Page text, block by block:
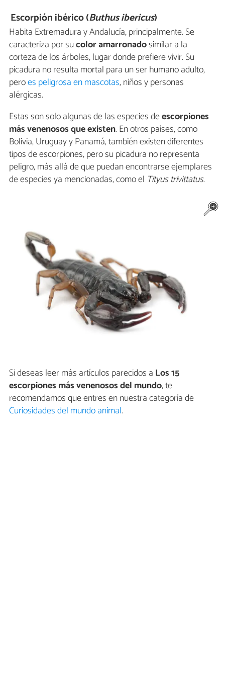
Escorpión ibérico (Buthus ibericus)
Habita Extremadura y Andalucía, principalmente. Se
caracteriza por sucolor amarronadosimilar a la
corteza de los árboles, lugar donde prefiere vivir. Su
picadura no resulta mortal para un ser humano adulto,
peroes peligrosa en mascotas, niños y personas
alérgicas.
Estas son solo algunas de las especies deescorpiones
más venenosos que existen. En otros países, como
Bolivia, Uruguay y Panamá, también existen diferentes
tipos de escorpiones, pero su picadura no representa
peligro, más allá de que puedan encontrarse ejemplares
de especies ya mencionadas, como el Tityus trivittatus.
Si deseas leer más artículos parecidos a Los 15
escorpiones más venenosos del mundo, te
recomendamos que entres en nuestra categoría de
Curiosidades del mundo animal.